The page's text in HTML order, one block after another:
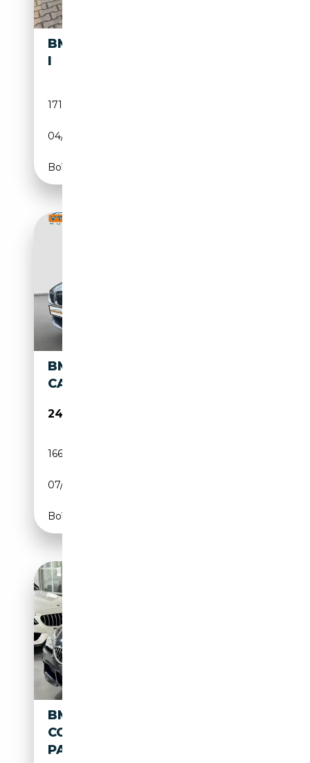
BMW 640 640
I
171 300 km
04/2011
Boîte automatique
BMW 640 D XDRIVE *
CABRIOLET * M-PAKET *
24 488€
166 100 km
07/2017
Boîte automatique
BMW 640 D X-DRIVE GRAN
COUPE, M-
PAKET,PANO,VOLL,TOP